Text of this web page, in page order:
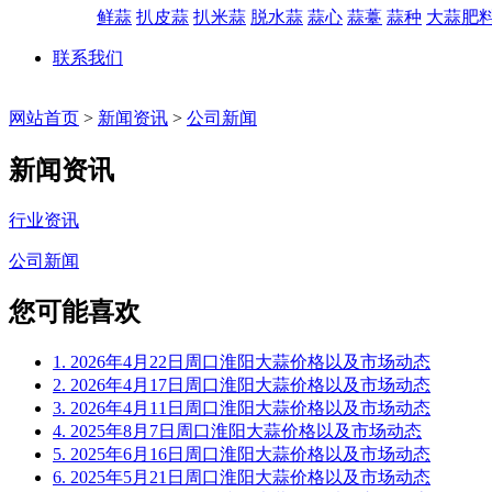
鲜蒜 扒皮蒜 扒米蒜 脱水蒜 蒜心 蒜薹 蒜种 大蒜肥
联系我们
网站首页 > 新闻资讯 > 公司新闻
新闻资讯
行业资讯
公司新闻
您可能喜欢
1. 2026年4月22日周口淮阳大蒜价格以及市场动态
2. 2026年4月17日周口淮阳大蒜价格以及市场动态
3. 2026年4月11日周口淮阳大蒜价格以及市场动态
4. 2025年8月7日周口淮阳大蒜价格以及市场动态
5. 2025年6月16日周口淮阳大蒜价格以及市场动态
6. 2025年5月21日周口淮阳大蒜价格以及市场动态